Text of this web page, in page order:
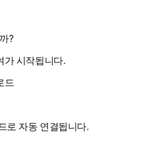
?
가 시작됩니다.
드
로 자동 연결됩니다.